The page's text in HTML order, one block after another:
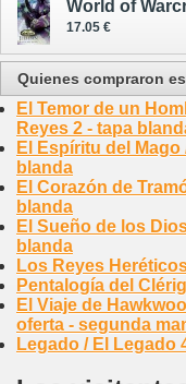
World of
17.05 €
Quienes compraron
El Temor de un
Reyes 2 - tapa
El Espíritu del
blanda
El Corazón de
blanda
El Sueño de los
blanda
Los Reyes
Pentalogía del
El Viaje de
oferta - segunda
Legado / El Legado